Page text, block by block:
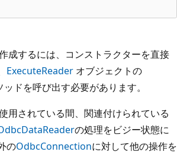
成するには、コンストラクターを直接
ExecuteReader オブジェクトの
ッドを呼び出す必要があります。
用されている間、関連付けられている
の処理をビジー状態に
のOdbcConnectionに対して他の操作を